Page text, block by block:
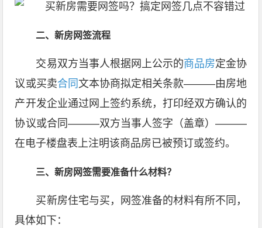
二、新房网签流程
交易双方当事人根据网上公示的商品房定金协
议或买卖合同 文本协商拟定相关条款———由房地
产开发企业通过网上签约系统，打印经双方确认的
协议或合同———双方当事人签字（盖章）———
在电子楼盘表上注明该商品房已被预订或签约。
三、新房网签需要准备什么材料？
买新房住宅与买，网签准备的材料有所不同，
具体如下：